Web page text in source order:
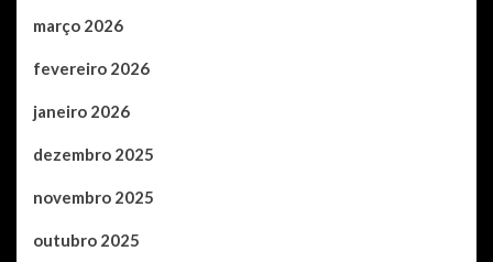
março 2026
fevereiro 2026
janeiro 2026
dezembro 2025
novembro 2025
outubro 2025